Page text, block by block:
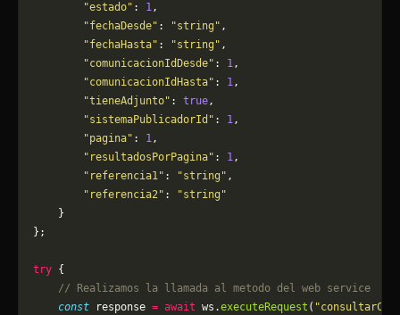
        "estado"
: 1,
        "fechaDesde"
: "string" ,
        "fechaHasta"
: "string" ,
        "comunicacionIdDesde"
: 1,
        "comunicacionIdHasta"
: 1,
        "tieneAdjunto"
: true,
        "sistemaPublicadorId"
: 1,
        "pagina"
: 1,
        "resultadosPorPagina"
: 1,
        "referencia1"
: "string" ,
        "referencia2"
:
"string"
    }
};
try {
    // Realizamos la llamada al metodo del web service
    const
response = await ws.executeRequest (